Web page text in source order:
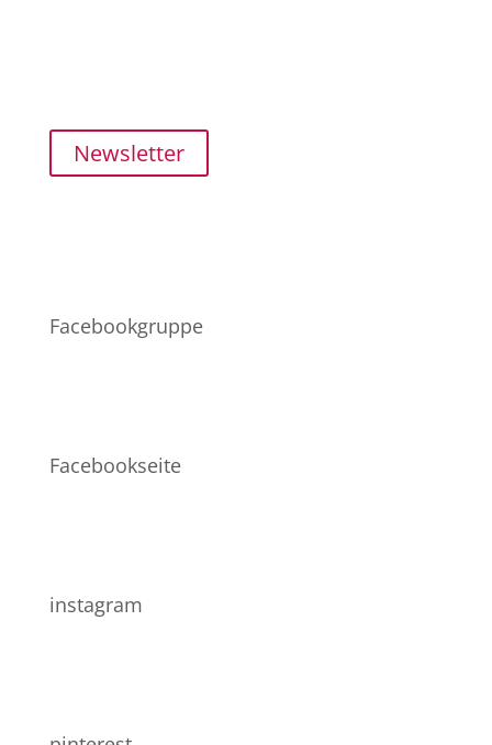
Newsletter
Netzwerk
Facebookgruppe
Facebookseite
instagram